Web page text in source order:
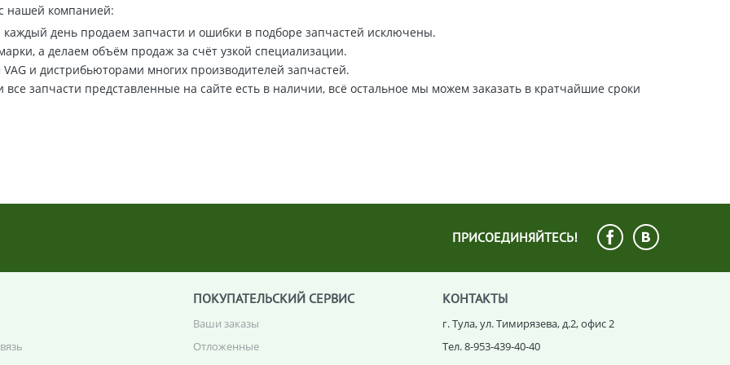
нашей компанией:
день продаем запчасти и ошибки в подборе запчастей исключены.
а делаем объём продаж за счёт узкой специализации.
и дистрибьюторами многих производителей запчастей.
запчасти представленные на сайте есть в наличии, всё остальное мы можем заказать в кратчайшие сроки
ПРИСОЕДИНЯЙТЕСЬ!
ПОКУПАТЕЛЬСКИЙ СЕРВИС
Ваши заказы
Отложенные
КОНТАКТЫ
г. Тула, ул. Тимирязева, д.2, офис 2
Тел. 8-953-439-40-40